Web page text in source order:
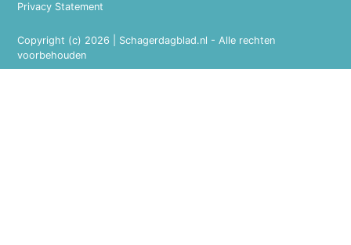
Copyright (c) 2026 | Schagerdagblad.nl - Alle rechten
voorbehouden
Privacy Statement